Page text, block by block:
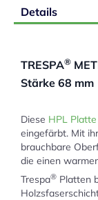
Details
TRESPA®
Stärke 68 mm
Diese HPL Platte
eingefärbt. Mit
brauchbare
die einen
Trespa® Platten